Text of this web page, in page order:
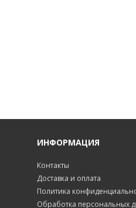
ИНФОРМАЦИЯ
Контакты
Доставка и оплата
Политика
Обработка персональных